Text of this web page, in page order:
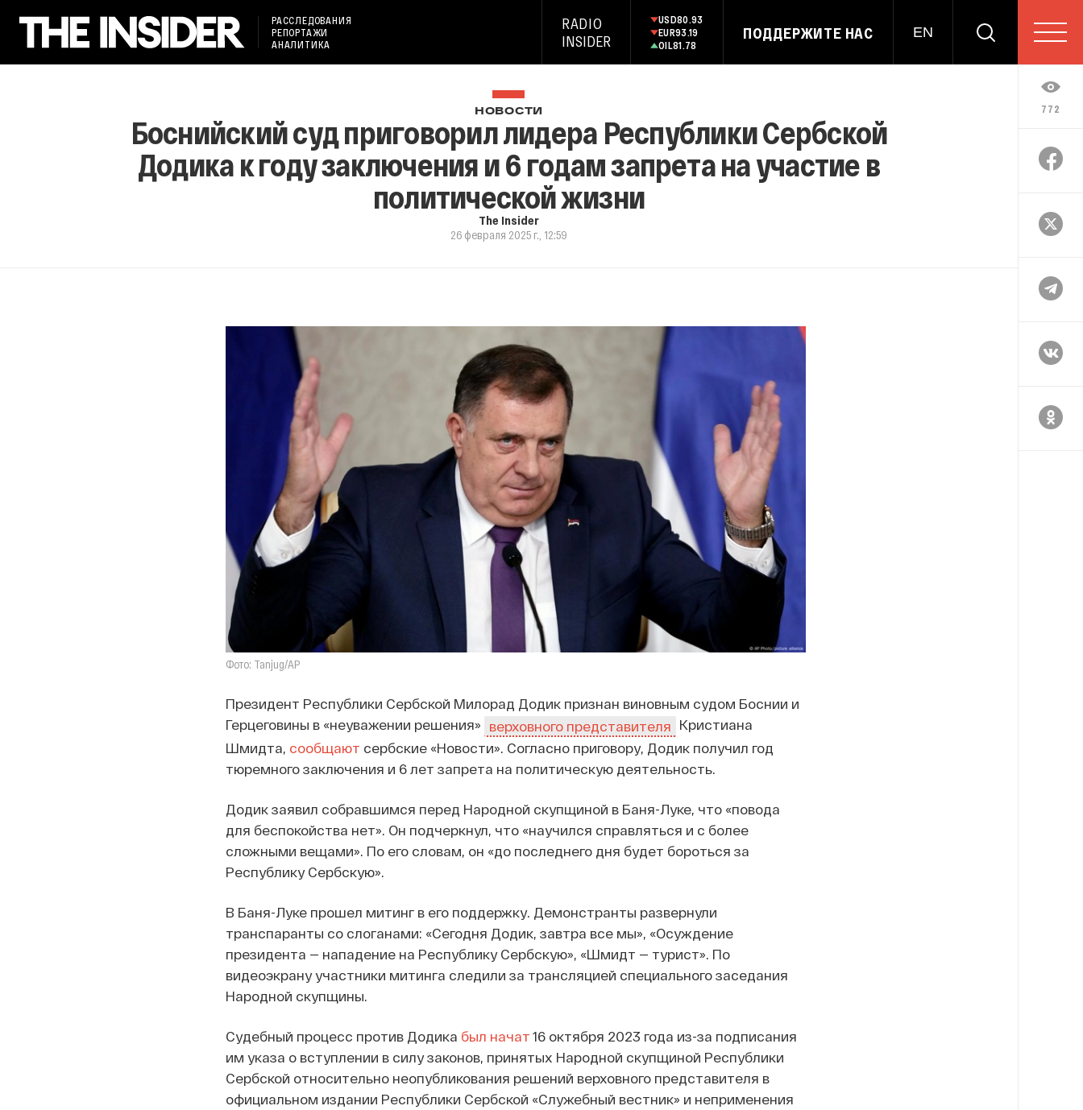
РАССЛЕДОВАНИЯ
РЕПОРТАЖИ
АНАЛИТИКА
RADIO
INSIDER
USD80.93
EUR93.19
OIL81.78
ПОДДЕРЖИТЕ НАС EN
772
НОВОСТИ
Боснийский суд приговорил лидера Республики Сербской
Додика к году заключения и 6 годам запрета на участие в
политической жизни
The Insider
26 февраля 2025 г., 12:59
Фото: Tanjug/AP
Президент Республики Сербской Милорад Додик признан виновным судом Боснии и
Герцеговины в «неуважении решения» верховного представителя Кристиана
Шмидта, сообщают сербские «Новости». Согласно приговору, Додик получил год
тюремного заключения и 6 лет запрета на политическую деятельность.
Додик заявил собравшимся перед Народной скупщиной в Баня-Луке, что «повода
для беспокойства нет». Он подчеркнул, что «научился справляться и с более
сложными вещами». По его словам, он «до последнего дня будет бороться за
Республику Сербскую».
В Баня-Луке прошел митинг в его поддержку. Демонстранты развернули
транспаранты со слоганами: «Сегодня Додик, завтра все мы», «Осуждение
президента — нападение на Республику Сербскую», «Шмидт — турист». По
видеоэкрану участники митинга следили за трансляцией специального заседания
Народной скупщины.
Судебный процесс против Додика был начат 16 октября 2023 года из-за подписания
им указа о вступлении в силу законов, принятых Народной скупщиной Республики
Сербской относительно неопубликования решений верховного представителя в
официальном издании Республики Сербской «Служебный вестник» и неприменения